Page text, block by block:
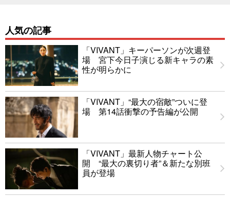
人気の記事
「VIVANT」キーパーソンが次週登
場 宮下今日子演じる新キャラの素
性が明らかに
「VIVANT」“最大の宿敵”ついに登
場 第14話衝撃の予告編が公開
「VIVANT」最新人物チャート公
開 “最大の裏切り者”＆新たな別班
員が登場